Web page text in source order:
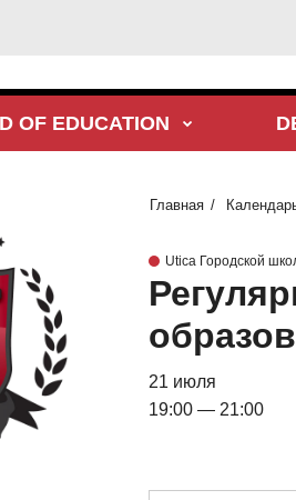
OF EDUCATION
Главная
Utica Городской
21 июля
19:00 — 21:00